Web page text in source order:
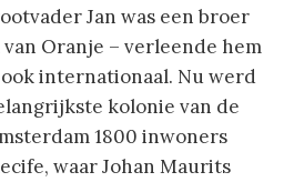
Jan was een broer
Oranje – verleende hem
ook internationaal. Nu werd
kolonie van de
1800 inwoners
waar Johan Maurits